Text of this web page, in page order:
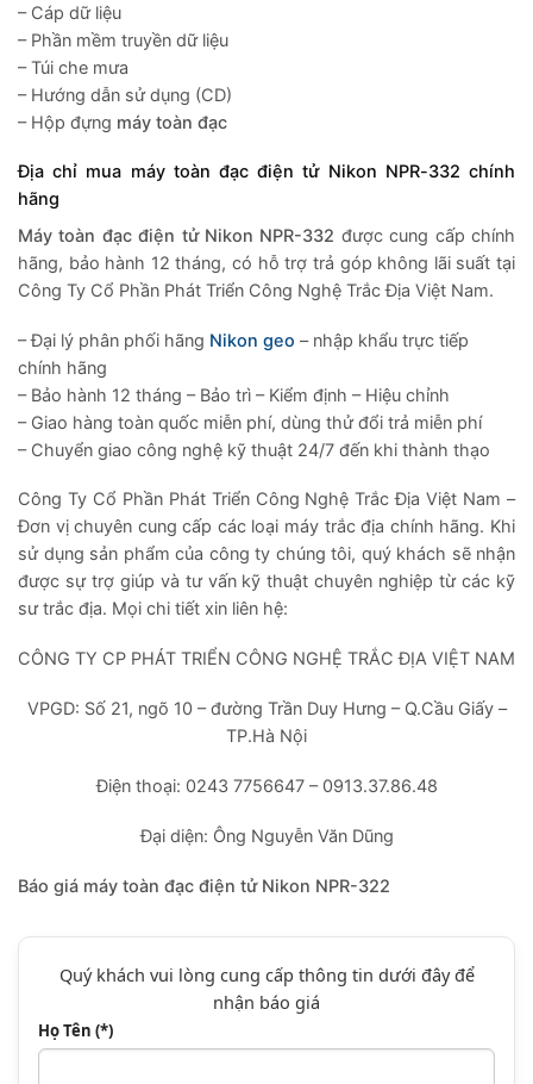
– Cáp dữ liệu
– Phần mềm truyền dữ liệu
– Túi che mưa
– Hướng dẫn sử dụng (CD)
– Hộp đựng máy toàn đạc
Địa chỉ mua máy toàn đạc điện tử Nikon NPR-332 chính
hãng
Máy toàn đạc điện tử Nikon NPR-332 được cung cấp chính
hãng, bảo hành 12 tháng, có hỗ trợ trả góp không lãi suất tại
Công Ty Cổ Phần Phát Triển Công Nghệ Trắc Địa Việt Nam.
– Đại lý phân phối hãng Nikon geo – nhập khẩu trực tiếp
chính hãng
– Bảo hành 12 tháng – Bảo trì – Kiểm định – Hiệu chỉnh
– Giao hàng toàn quốc miễn phí, dùng thử đổi trả miễn phí
– Chuyển giao công nghệ kỹ thuật 24/7 đến khi thành thạo
Công Ty Cổ Phần Phát Triển Công Nghệ Trắc Địa Việt Nam –
Đơn vị chuyên cung cấp các loại máy trắc địa chính hãng. Khi
sử dụng sản phẩm của công ty chúng tôi, quý khách sẽ nhận
được sự trợ giúp và tư vấn kỹ thuật chuyên nghiệp từ các kỹ
sư trắc địa. Mọi chi tiết xin liên hệ:
CÔNG TY CP PHÁT TRIỂN CÔNG NGHỆ TRẮC ĐỊA VIỆT NAM
VPGD: Số 21, ngõ 10 – đường Trần Duy Hưng – Q.Cầu Giấy –
TP.Hà Nội
Điện thoại: 0243 7756647 – 0913.37.86.48
Đại diện: Ông Nguyễn Văn Dũng
Báo giá máy toàn đạc điện tử Nikon NPR-322
Quý khách vui lòng cung cấp thông tin dưới đây để
nhận báo giá
Họ Tên (*)